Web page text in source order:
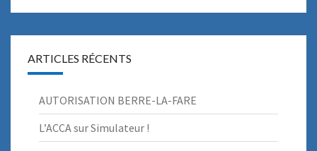
ARTICLES RÉCENTS
AUTORISATION BERRE-LA-FARE
L’ACCA sur Simulateur !